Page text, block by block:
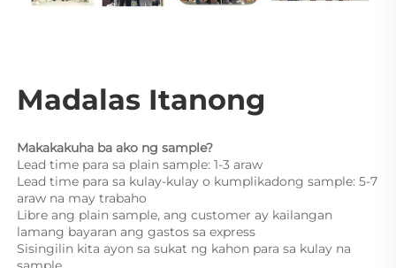
Madalas Itanong
Makakakuha ba ako ng sample?
Lead time para sa plain sample: 1-3 araw
Lead time para sa kulay-kulay o kumplikadong sample: 5-7
araw na may trabaho
Libre ang plain sample, ang customer ay kailangan
lamang bayaran ang gastos sa express
Sisingilin kita ayon sa sukat ng kahon para sa kulay na